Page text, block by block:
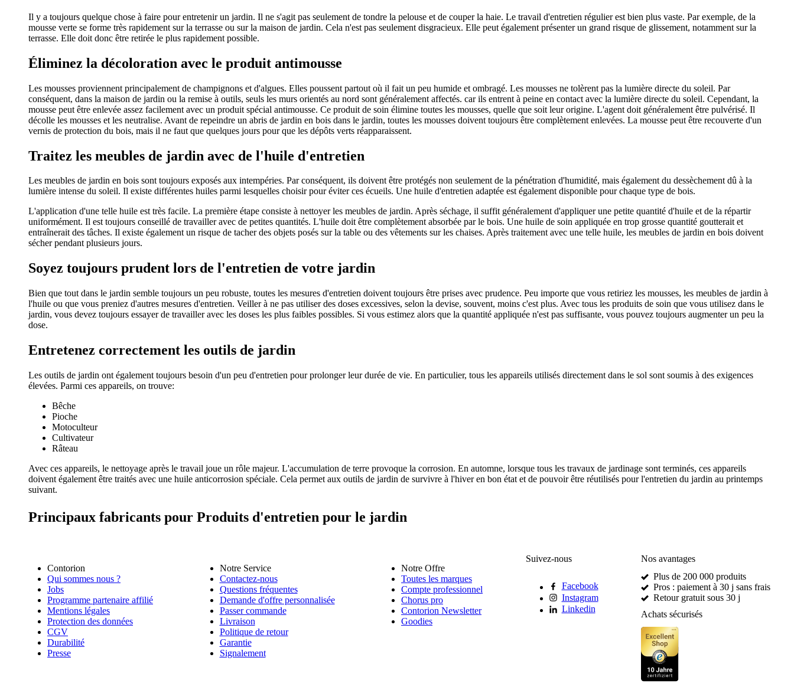
Il y a toujours quelque chose à faire pour entretenir un jardin. Il ne s'agit pas seulement de tondre la pelouse et de couper la haie. Le travail d'entretien régulier est bien plus vaste. Par exemple, de la
mousse verte se forme très rapidement sur la terrasse ou sur la maison de jardin. Cela n'est pas seulement disgracieux. Elle peut également présenter un grand risque de glissement, notamment sur la
terrasse. Elle doit donc être retirée le plus rapidement possible.
Éliminez la décoloration avec le produit antimousse
Les mousses proviennent principalement de champignons et d'algues. Elles poussent partout où il fait un peu humide et ombragé. Les mousses ne tolèrent pas la lumière directe du soleil. Par
conséquent, dans la maison de jardin ou la remise à outils, seuls les murs orientés au nord sont généralement affectés. car ils entrent à peine en contact avec la lumière directe du soleil. Cependant, la
mousse peut être enlevée assez facilement avec un produit spécial antimousse. Ce produit de soin élimine toutes les mousses, quelle que soit leur origine. L'agent doit généralement être pulvérisé. Il
décolle les mousses et les neutralise. Avant de repeindre un abris de jardin en bois dans le jardin, toutes les mousses doivent toujours être complètement enlevées. La mousse peut être recouverte d'un
vernis de protection du bois, mais il ne faut que quelques jours pour que les dépôts verts réapparaissent.
Traitez les meubles de jardin avec de l'huile d'entretien
Les meubles de jardin en bois sont toujours exposés aux intempéries. Par conséquent, ils doivent être protégés non seulement de la pénétration d'humidité, mais également du dessèchement dû à la
lumière intense du soleil. Il existe différentes huiles parmi lesquelles choisir pour éviter ces écueils. Une huile d'entretien adaptée est également disponible pour chaque type de bois.
L'application d'une telle huile est très facile. La première étape consiste à nettoyer les meubles de jardin. Après séchage, il suffit généralement d'appliquer une petite quantité d'huile et de la répartir
uniformément. Il est toujours conseillé de travailler avec de petites quantités. L'huile doit être complètement absorbée par le bois. Une huile de soin appliquée en trop grosse quantité goutterait et
entraînerait des tâches. Il existe également un risque de tacher des objets posés sur la table ou des vêtements sur les chaises. Après traitement avec une telle huile, les meubles de jardin en bois doivent
sécher pendant plusieurs jours.
Soyez toujours prudent lors de l'entretien de votre jardin
Bien que tout dans le jardin semble toujours un peu robuste, toutes les mesures d'entretien doivent toujours être prises avec prudence. Peu importe que vous retiriez les mousses, les meubles de jardin à
l'huile ou que vous preniez d'autres mesures d'entretien. Veiller à ne pas utiliser des doses excessives, selon la devise, souvent, moins c'est plus. Avec tous les produits de soin que vous utilisez dans le
jardin, vous devez toujours essayer de travailler avec les doses les plus faibles possibles. Si vous estimez alors que la quantité appliquée n'est pas suffisante, vous pouvez toujours augmenter un peu la
dose.
Entretenez correctement les outils de jardin
Les outils de jardin ont également toujours besoin d'un peu d'entretien pour prolonger leur durée de vie. En particulier, tous les appareils utilisés directement dans le sol sont soumis à des exigences
élevées. Parmi ces appareils, on trouve:
Bêche
Pioche
Motoculteur
Cultivateur
Râteau
Avec ces appareils, le nettoyage après le travail joue un rôle majeur. L'accumulation de terre provoque la corrosion. En automne, lorsque tous les travaux de jardinage sont terminés, ces appareils
doivent également être traités avec une huile anticorrosion spéciale. Cela permet aux outils de jardin de survivre à l'hiver en bon état et de pouvoir être réutilisés pour l'entretien du jardin au printemps
suivant.
Principaux fabricants pour Produits d'entretien pour le jardin
Contorion
Qui sommes nous ?
Jobs
Programme partenaire affilié
Mentions légales
Protection des données
CGV
Durabilité
Presse
Notre Service
Contactez-nous
Questions fréquentes
Demande d'offre personnalisée
Passer commande
Livraison
Politique de retour
Garantie
Signalement
Notre Offre
Toutes les marques
Compte professionnel
Chorus pro
Contorion Newsletter
Goodies
Suivez-nous
Facebook
Instagram
Linkedin
Nos avantages
Plus de 200 000 produits
Pros : paiement à 30 j sans frais
Retour gratuit sous 30 j
Achats sécurisés